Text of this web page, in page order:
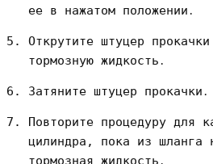
ее в нажатом положении․
Открутите штуцер
тормозную жидкость․
Затяните штуцер прокачки․
Повторите процедуру для
цилиндра, пока из шланга